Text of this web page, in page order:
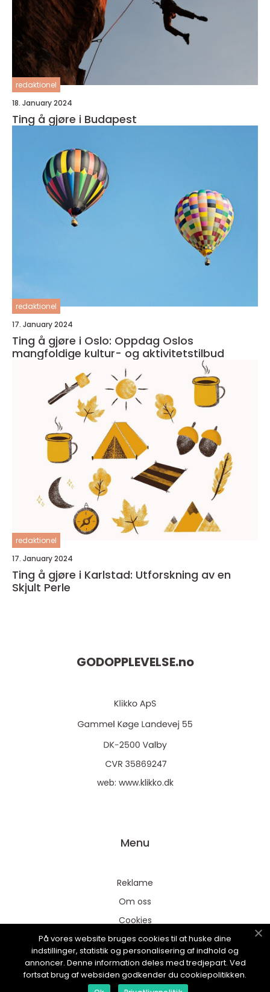
redaktionel
18. January 2024
Ting å gjøre i Budapest
redaktionel
17. January 2024
Ting å gjøre i Oslo: Oppdag Oslos
mangfoldige kultur- og aktivitetstilbud
redaktionel
17. January 2024
Ting å gjøre i Karlstad: Utforskning av en
Skjult Perle
GODOPPLEVELSE.no
web: www.klikko.dk
Menu
Reklame
Om oss
Cookies
Kontakt Oss
Sitemap
På vores website bruges cookies til at huske dine
indstillinger, statistik og personalisering af indhold og
annoncer. Denne information deles med tredjepart. Ved
fortsat brug af websiden godkender du cookiepolitikken.